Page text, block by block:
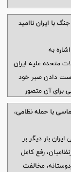
با ایران ناامید
به
متحده علیه ایران
دادن صبر خود
برای آن متصور
با حمله نظامی،
بار دیگر بر
رفع کامل
مخالفت